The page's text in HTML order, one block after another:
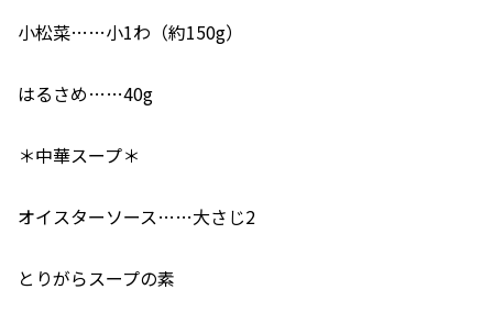
小松菜……小1わ（約150g）
はるさめ……40g
＊中華スープ＊
オイスターソース……大さじ2
とりがらスープの素